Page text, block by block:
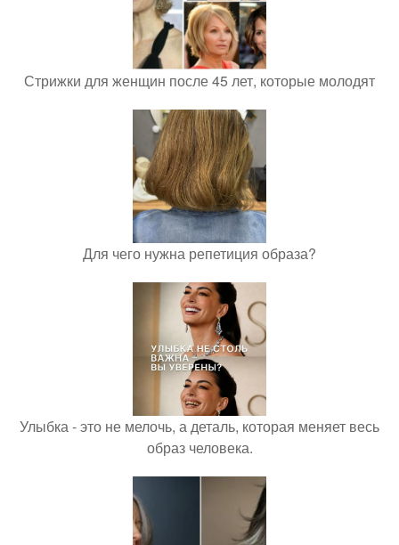
Стрижки для женщин после 45 лет, которые молодят
Для чего нужна репетиция образа?
Улыбка - это не мелочь, а деталь, которая меняет весь
образ человека.